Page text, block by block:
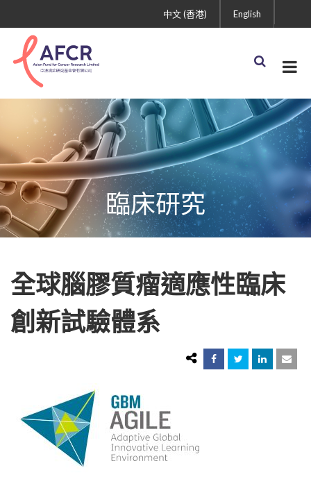
English
中文 (香港)
臨床研究
全球腦膠質瘤適應性臨床
創新試驗體系